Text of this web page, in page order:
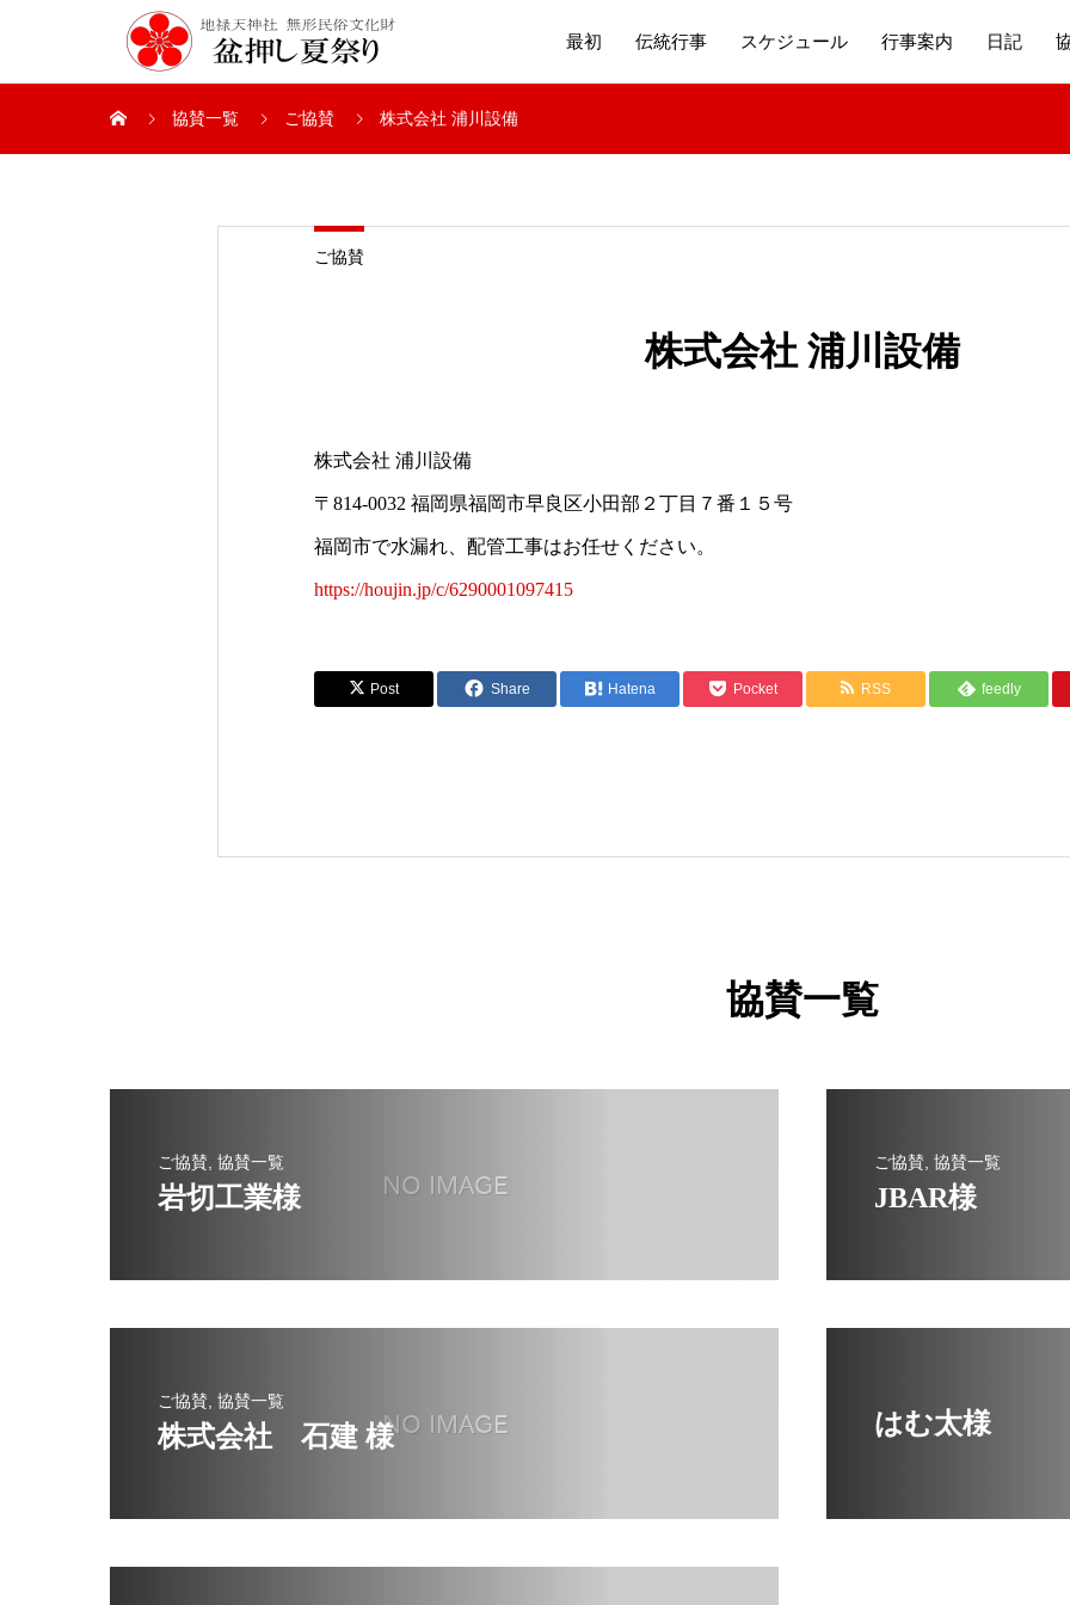
最初 伝統行事 スケジュール 行事案内 日記
協賛一覧 ご協賛 株式会社 浦川設備
ご協賛
株式会社 浦川設備
株式会社 浦川設備
〒814-0032 福岡県福岡市早良区小田部２丁目７番１５号
福岡市で水漏れ、配管工事はお任せください。
https://houjin.jp/c/6290001097415
Post Share Hatena Pocket RSS feedly
協賛一覧
ご協賛, 協賛一覧
岩切工業様
ご協賛, 協賛一覧
JBAR様
ご協賛, 協賛一覧
株式会社 石建 様 はむ太様